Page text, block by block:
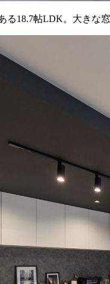
る18.7帖LDK。大きな